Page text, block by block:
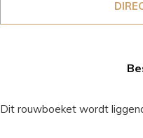
Dit rouwboeket wordt